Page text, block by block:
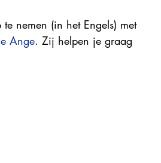
nemen (in het Engels) met
Ange. Zij helpen je graag